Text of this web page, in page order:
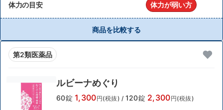
体力の目安 体力が弱い方
商品を比較する
第2類医薬品
ルビーナめぐり
60錠 1,300円(税抜) / 120錠 2,300円(税抜)